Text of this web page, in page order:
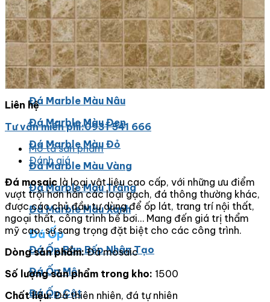
Đá Granite Màu Đỏ
Đá Travertine
Đá Marble
Đá Marble Màu Kem
Đá Marble Màu Nâu
Đá Marble Màu Đen
Đá Marble Màu Đỏ
Đá Marble Màu Vàng
Đá Marble Màu Trắng
Đá Marble Màu Xanh
Đá Ốp
Đá Ốp Bàn Bếp Nhân Tạo​
Đá Ốp Mộ
Đá Ốp Cột
Liên hệ
Tư vấn miến phí:0931 541 666
Mô tả sản phẩm
Đánh giá
Đá mosaic là loại vật liệu cao cấp, với những ưu điểm
vượt trội hơn hẳn các loại gạch, đá thông thường khác,
được các chủ đầu tư dùng để ốp lát, trang trí nội thất,
ngoại thất, công trình bể bơi… Mang đến giá trị thẩm
mỹ cao, sự sang trọng đặt biệt cho các công trình.
Dòng sản phẩm:Đá mosaic
Số lượng sản phẩm trong kho: 1500
Chất liệu:Đá thiên nhiên, đá tự nhiên